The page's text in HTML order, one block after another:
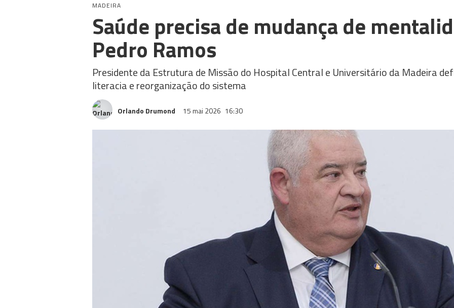
MADEIRA
Saúde precisa de mudança de
Pedro Ramos
Presidente da Estrutura de Missão do Hospital Central e Universitário da Madeira
literacia e reorganização do sistema
Orlando Drumond 15 mai 2026 16:30